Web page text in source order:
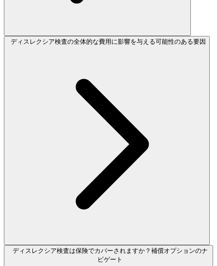
ディスレクシア検査の全体的な費用に影響を与える可能性のある要因
ディスレクシア検査は保険でカバーされますか？補償オプションのナ
ビゲート